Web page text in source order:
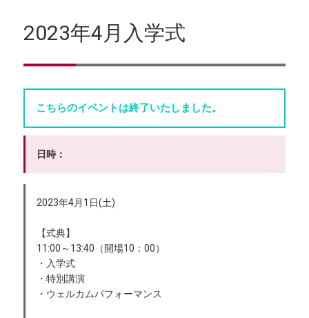
2023年4月入学式
こちらのイベントは終了いたしました。
日時：
2023年4月1日(土)
【式典】
11:00～13:40（開場10：00）
・入学式
・特別講演
・ウェルカムパフォーマンス